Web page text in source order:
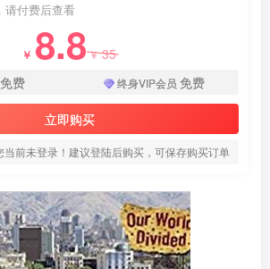
请付费后查看
￥ 8.8￥35
免费 终身VIP会员 免费
立即购买
当前未登录！建议登陆后购买，可保存购买订单